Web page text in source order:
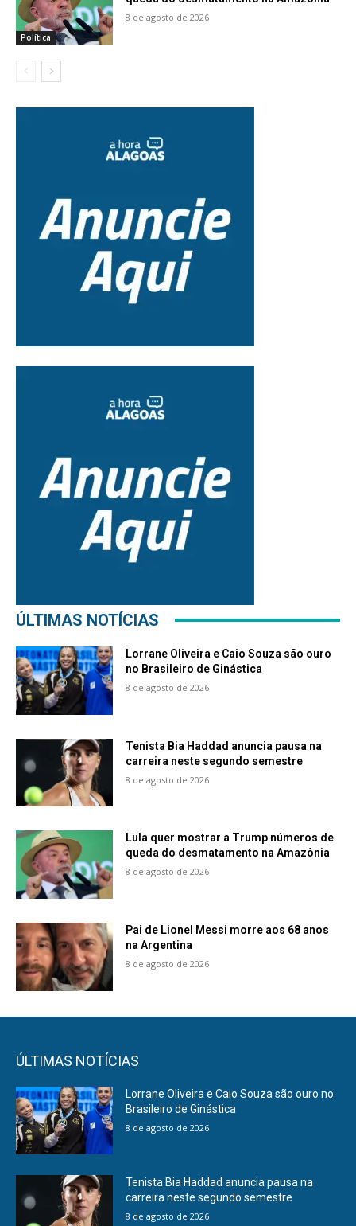
Política
8 de agosto de 2026
ÚLTIMAS NOTÍCIAS
Lorrane Oliveira e Caio Souza são ouro
no Brasileiro de Ginástica
8 de agosto de 2026
Tenista Bia Haddad anuncia pausa na
carreira neste segundo semestre
8 de agosto de 2026
Lula quer mostrar a Trump números de
queda do desmatamento na Amazônia
8 de agosto de 2026
Pai de Lionel Messi morre aos 68 anos
na Argentina
8 de agosto de 2026
ÚLTIMAS NOTÍCIAS
Lorrane Oliveira e Caio Souza são ouro no
Brasileiro de Ginástica
8 de agosto de 2026
Tenista Bia Haddad anuncia pausa na
carreira neste segundo semestre
8 de agosto de 2026